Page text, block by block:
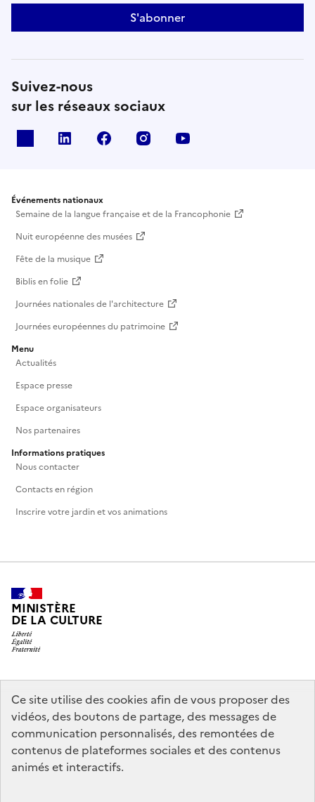
Ce site utilise des cookies afin de vous proposer des
vidéos, des boutons de partage, des messages de
communication personnalisés, des remontées de
contenus de plateformes sociales et des contenus
animés et interactifs.
S'abonner
Suivez-nous
sur les réseaux sociaux
Linkedin Facebook Instagram
Événements nationaux
Semaine de la langue française et de la Francophonie
Nuit européenne des musées
Fête de la musique
Biblis en folie
Journées nationales de l'architecture
Journées européennes du patrimoine
Menu
Actualités
Espace presse
Espace organisateurs
Nos partenaires
Informations pratiques
Nous contacter
Contacts en région
Inscrire votre jardin et vos animations
MINISTÈRE
DE LA CULTURE
legifrance.gouv.fr
info.gouv.fr
service-public.gouv.fr
data.gouv.fr